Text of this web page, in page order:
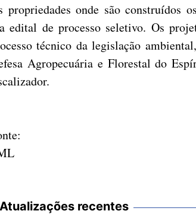
propriedades onde são construídos
edital de processo seletivo. Os
técnico da legislação
Agropecuária e Florestal do
Atualizações recentes